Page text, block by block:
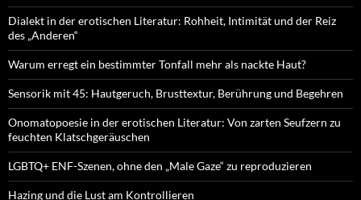
Dialekt in der erotischen Literatur: Rohheit, Intimität und der Reiz
des „Anderen“
Warum erregt ein bestimmter Tonfall mehr als nackte Haut?
Sensorik mit 45: Hautgeruch, Brusttextur, Berührung und Begehren
Onomatopoesie in der erotischen Literatur: Von zarten Seufzern zu
feuchten Klatschgeräuschen
LGBTQ+ ENF-Szenen, ohne den „Male Gaze“ zu reproduzieren
Hazing und die Lust am Kontrollieren